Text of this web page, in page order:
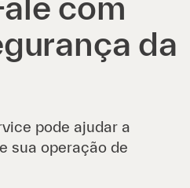
da
pode ajudar a
sua operação de